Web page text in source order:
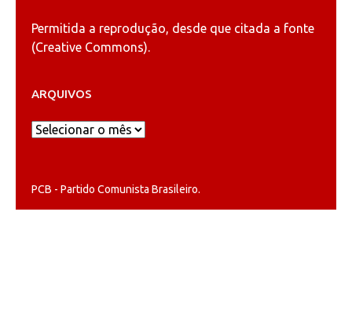
Permitida a reprodução, desde que citada a fonte
(Creative Commons).
ARQUIVOS
Arquivos
PCB - Partido Comunista Brasileiro.